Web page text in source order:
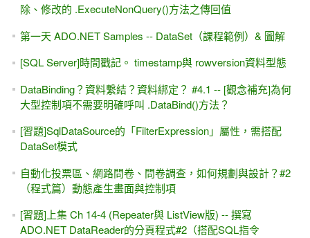
[試讀 & SQL Injection #2 ] 從會員登入＆ SQL Injection範例，
[試讀 & SQL Injection #1 ] ASP.NET學習教材 (第二版)
ADO.NET。2017/03/29週三晚上19:30~21:00
2017 iT 邦幫忙鐵人賽 - ASP.NET (Web Form)快速入門，全
程Youtube影片教學
Service / WebAPI
2017 啟用 C# 6 / VB 14